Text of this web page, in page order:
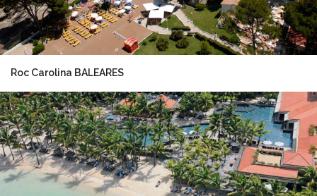
Roc Carolina BALEARES